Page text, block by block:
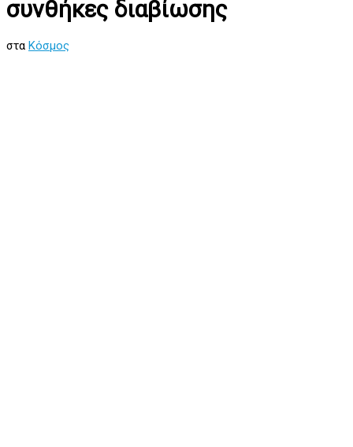
συνθήκες διαβίωσης
στα Κόσμος